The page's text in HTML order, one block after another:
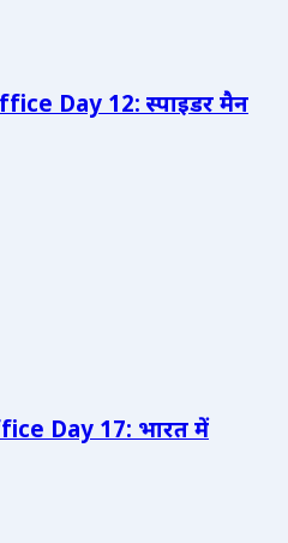
Day 12: स्पाइडर मैन
Day 17: भारत में